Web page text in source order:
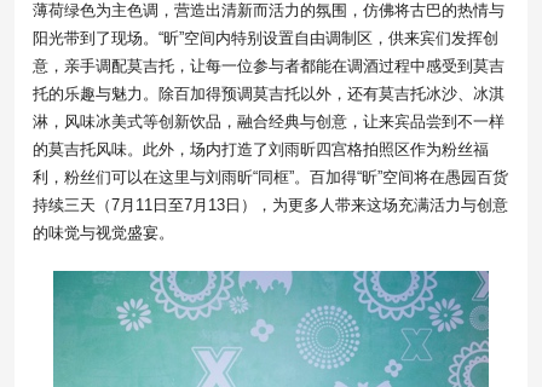
薄荷绿色为主色调，营造出清新而活力的氛围，仿佛将古巴的热情与
阳光带到了现场。“昕”空间内特别设置自由调制区，供来宾们发挥创
意，亲手调配莫吉托，让每一位参与者都能在调酒过程中感受到莫吉
托的乐趣与魅力。除百加得预调莫吉托以外，还有莫吉托冰沙、冰淇
淋，风味冰美式等创新饮品，融合经典与创意，让来宾品尝到不一样
的莫吉托风味。此外，场内打造了刘雨昕四宫格拍照区作为粉丝福
利，粉丝们可以在这里与刘雨昕“同框”。百加得“昕”空间将在愚园百货
持续三天（7月11日至7月13日），为更多人带来这场充满活力与创意
的味觉与视觉盛宴。